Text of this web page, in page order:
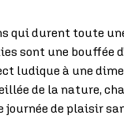
durent toute
sont une
ludique à une
de la nature,
de plaisir